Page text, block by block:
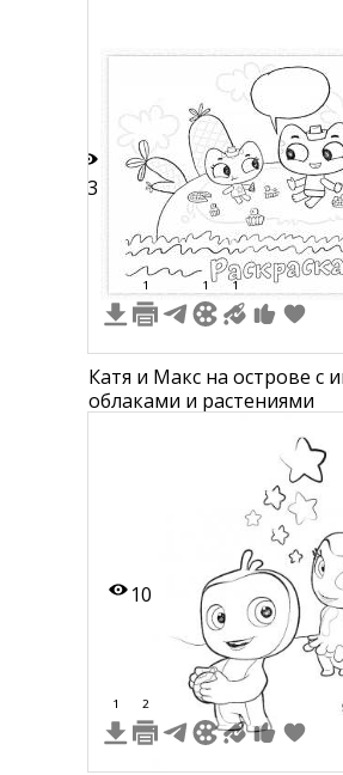
13
1 1 1
Катя и Макс на острове с
облаками и растениями
10
1 2